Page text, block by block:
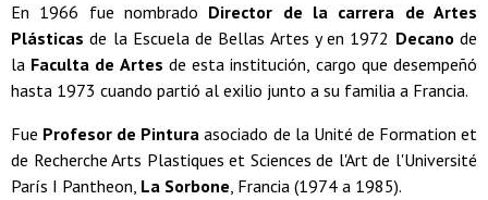
En 1966 fue nombrado Director de la carrera de Artes
Plásticas de la Escuela de Bellas Artes y en 1972 Decano de
la Faculta de Artes de esta institución, cargo que desempeñó
hasta 1973 cuando partió al exilio junto a su familia a Francia.
Fue Profesor de Pintura asociado de la Unité de Formation et
de Recherche Arts Plastiques et Sciences de l'Art de l'Université
París I Pantheon, La Sorbone, Francia (1974 a 1985).